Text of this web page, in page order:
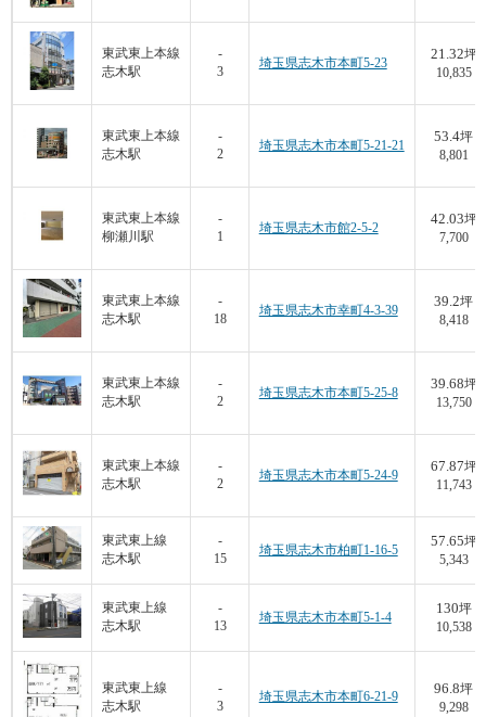
東武東上本線
志木駅
-
3
埼玉県志木市本町5-23
21.32坪
10,835
東武東上本線
志木駅
-
2
埼玉県志木市本町5-21-21
53.4坪
8,801
東武東上本線
柳瀬川駅
-
1
埼玉県志木市館2-5-2
42.03坪
7,700
東武東上本線
志木駅
-
18
埼玉県志木市幸町4-3-39
39.2坪
8,418
東武東上本線
志木駅
-
2
埼玉県志木市本町5-25-8
39.68坪
13,750
東武東上本線
志木駅
-
2
埼玉県志木市本町5-24-9
67.87坪
11,743
東武東上線
志木駅
-
15
埼玉県志木市柏町1-16-5
57.65坪
5,343
東武東上線
志木駅
-
13
埼玉県志木市本町5-1-4
130坪
10,538
東武東上線
志木駅
-
3
埼玉県志木市本町6-21-9
96.8坪
9,298